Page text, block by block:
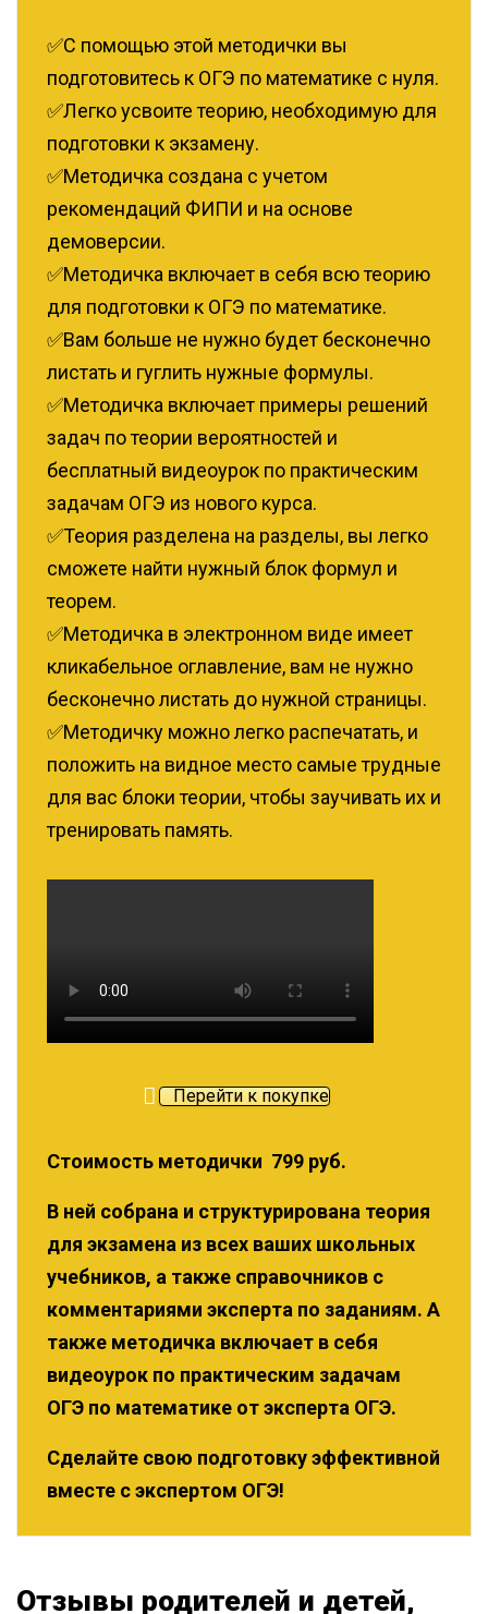
✅С помощью этой методички вы
подготовитесь к ОГЭ по математике с нуля.
✅Легко усвоите теорию, необходимую для
подготовки к экзамену.
✅Методичка создана с учетом
рекомендаций ФИПИ и на основе
демоверсии.
✅Методичка включает в себя всю теорию
для подготовки к ОГЭ по математике.
✅Вам больше не нужно будет бесконечно
листать и гуглить нужные формулы.
‌✅Методичка включает примеры решений
задач по теории вероятностей и
бесплатный видеоурок по практическим
задачам ОГЭ из нового курса.
✅Теория разделена на разделы, вы легко
сможете найти нужный блок формул и
теорем.
✅Методичка в электронном виде имеет
кликабельное оглавление, вам не нужно
бесконечно листать до нужной страницы.
✅Методичку можно легко распечатать, и
положить на видное место самые трудные
для вас блоки теории, чтобы заучивать их и
тренировать память.
Перейти к покупке
Стоимость методички 799 руб.
В ней собрана и структурирована теория
для экзамена из всех ваших школьных
учебников, а также справочников с
комментариями эксперта по заданиям.‌ А
также методичка включает в себя
видеоурок по практическим задачам
ОГЭ по математике от эксперта ОГЭ.
Сделайте свою подготовку эффективной
вместе с экспертом ОГЭ!
Отзывы родителей и детей,